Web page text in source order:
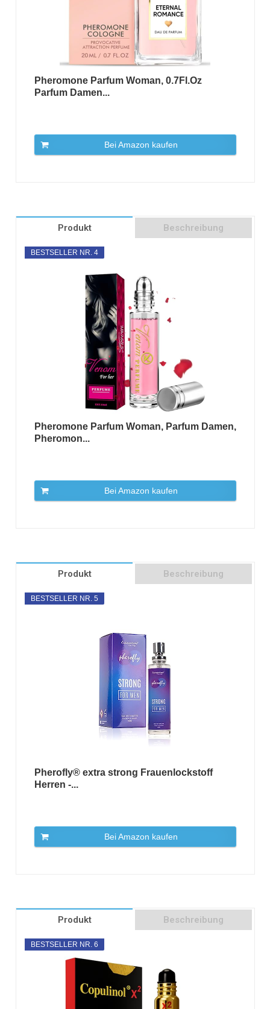
Pheromone Parfum Woman, 0.7Fl.Oz
Parfum Damen...
Bei Amazon kaufen
Produkt Beschreibung
BESTSELLER NR. 4
Pheromone Parfum Woman, Parfum Damen,
Pheromon...
Bei Amazon kaufen
Produkt Beschreibung
BESTSELLER NR. 5
Pherofly® extra strong Frauenlockstoff
Herren -...
Bei Amazon kaufen
Produkt Beschreibung
BESTSELLER NR. 6